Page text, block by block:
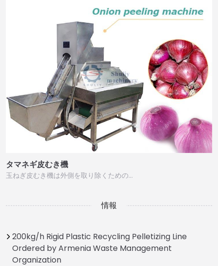
タマネギ皮むき機
玉ねぎ皮むき機は外側を取り除くための…
情報
200kg/h Rigid Plastic Recycling Pelletizing Line
Ordered by Armenia Waste Management
Organization